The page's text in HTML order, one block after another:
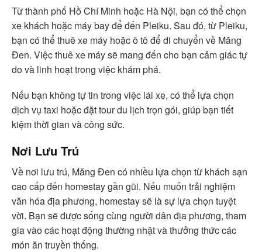
Từ thành phố Hồ Chí Minh hoặc Hà Nội, bạn có thể chọn
xe khách hoặc máy bay để đến Pleiku. Sau đó, từ Pleiku,
bạn có thể thuê xe máy hoặc ô tô để di chuyển về Măng
Đen. Việc thuê xe máy sẽ mang đến cho bạn cảm giác tự
do và linh hoạt trong việc khám phá.
Nếu bạn không tự tin trong việc lái xe, có thể lựa chọn
dịch vụ taxi hoặc đặt tour du lịch trọn gói, giúp bạn tiết
kiệm thời gian và công sức.
Nơi Lưu Trú
Về nơi lưu trú, Măng Đen có nhiều lựa chọn từ khách sạn
cao cấp đến homestay gần gũi. Nếu muốn trải nghiệm
văn hóa địa phương, homestay sẽ là sự lựa chọn tuyệt
vời. Bạn sẽ được sống cùng người dân địa phương, tham
gia vào các hoạt động thường nhật và thưởng thức các
món ăn truyền thống.